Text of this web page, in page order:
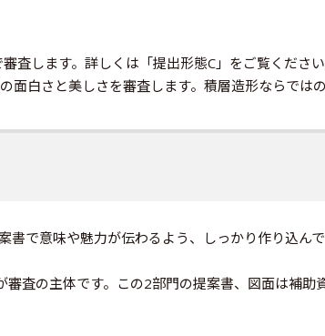
査します。詳しくは「提出形態C」をご覧くださ
白さと美しさを審査します。積層造形ならでは
で意味や魅力が伝わるよう、しっかり作り込ん
査の主体です。この2部門の提案書、図面は補